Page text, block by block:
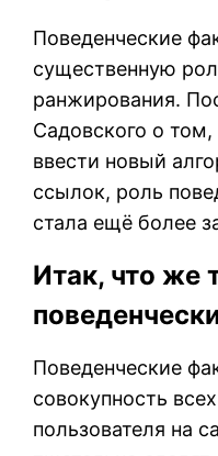
Поведенческие
существенную
ранжирования.
Садовского о том,
ввести новый
ссылок, роль
стала ещё более
Итак, что же
Поведенческие
совокупность
пользователя на